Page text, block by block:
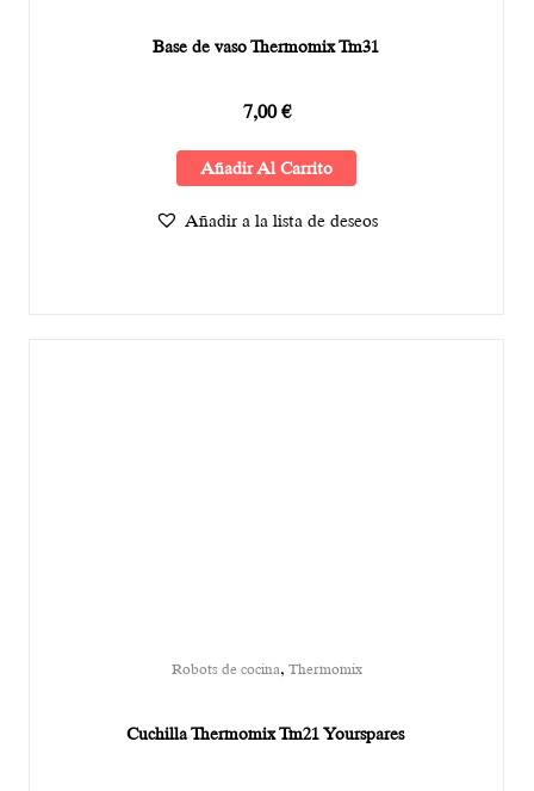
Base de vaso Thermomix Tm31
7,00€
Añadir Al Carrito
Añadir a la lista de deseos
Robots de cocina, Thermomix
Cuchilla Thermomix Tm21 Yourspares